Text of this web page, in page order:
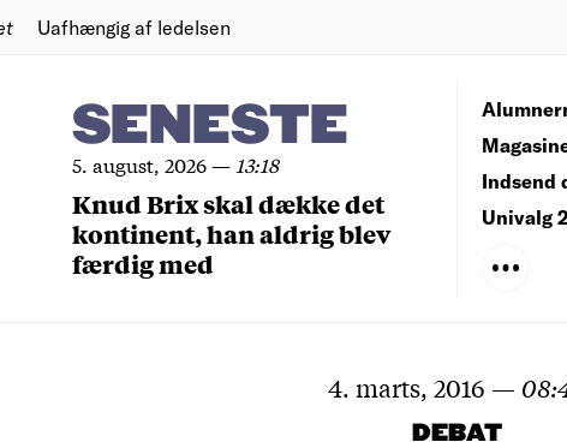
Uafhængig af ledelsen
SENESTE
5. august, 2026— 13:18
Knud Brix skal dække det
kontinent, han aldrig blev
færdig med
Indsend
Univalg
4. marts, 2016 —
DEBAT